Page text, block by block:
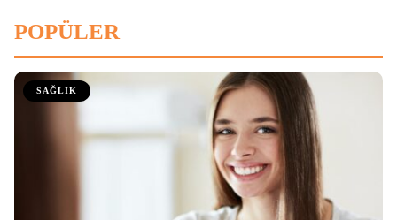
POPÜLER
SAĞLIK